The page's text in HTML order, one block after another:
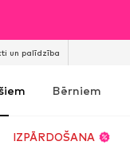
un palīdzība
Bērniem
IZPĀRDOŠANA